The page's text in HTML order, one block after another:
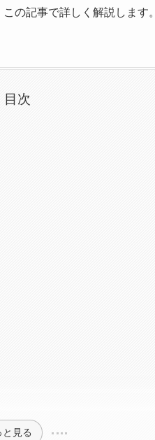
の記事で詳しく解説します。
目次
と見る